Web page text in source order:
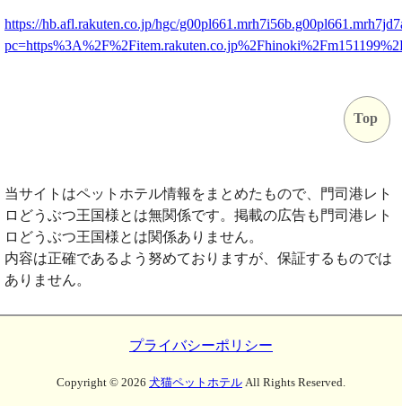
https://hb.afl.rakuten.co.jp/hgc/
Top
当サイトはペットホテル情報をまとめたもので、門司港レト
ロどうぶつ王国様とは無関係です。掲載の広告も門司港レト
ロどうぶつ王国様とは関係ありません。
内容は正確であるよう努めておりますが、保証するものでは
ありません。
プライバシーポリシー
Copyright © 2026 犬猫ペットホテル All Rights Reserved.